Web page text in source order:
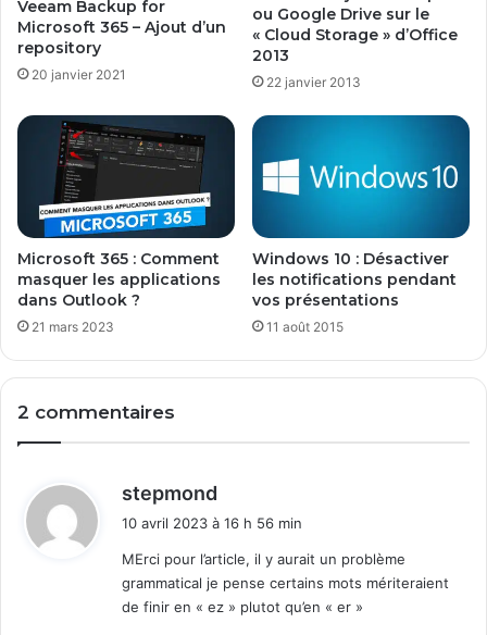
Veeam Backup for
Microsoft 365 – Ajout d’un
repository
20 janvier 2021
ou Google Drive sur le
« Cloud Storage » d’Office
2013
22 janvier 2013
Microsoft 365 : Comment
masquer les applications
dans Outlook ?
21 mars 2023
Windows 10 : Désactiver
les notifications pendant
vos présentations
11 août 2015
2 commentaires
stepmond
10 avril 2023 à 16 h 56 min
MErci pour l’article, il y aurait un problème
grammatical je pense certains mots mériteraient
de finir en « ez » plutot qu’en « er »